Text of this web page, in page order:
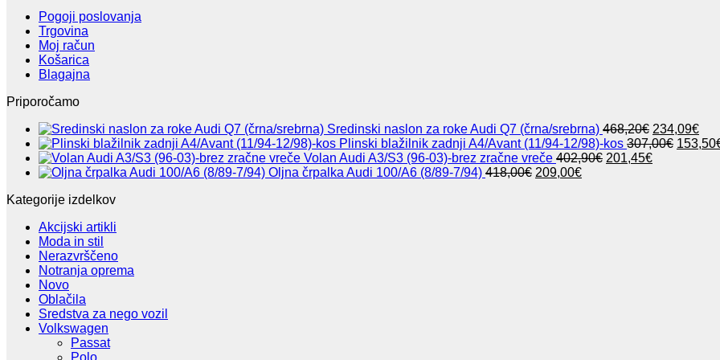
Pogoji poslovanja
Trgovina
Moj račun
Košarica
Blagajna
Priporočamo
Sredinski naslon za roke Audi Q7 (črna/srebrna) 468,20€ Izvirna
cena
je
234,09€
Plinski blažilnik zadnji A4/Avant (11/94-12/98)-kos 307,00€ Izvirna
153,50
Volan Audi A3/S3 (96-03)-brez zračne vreče 402,90€ Izvirna
201,45€Trenutna
Oljna črpalka Audi 100/A6 (8/89-7/94) 418,00€ Izvirna
209,00€Trenutna
Kategorije izdelkov
Akcijski artikli
Moda in stil
Nerazvrščeno
Notranja oprema
Novo
Oblačila
Sredstva za nego vozil
Volkswagen
Passat
Polo